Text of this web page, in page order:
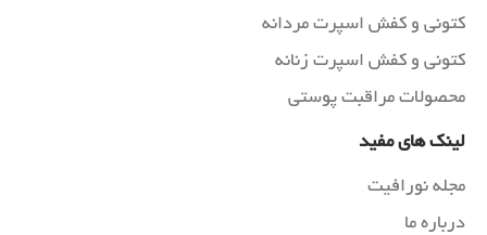
کتونی و کفش اسپرت مردانه
کتونی و کفش اسپرت زنانه
محصولات مراقبت پوستی
لینک های مفید
مجله نورافیت
درباره ما